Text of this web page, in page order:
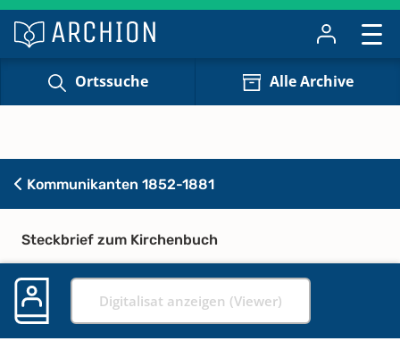
Ortssuche Alle Archive
Kommunikanten 1852-1881
Steckbrief zum Kirchenbuch
Digitalisat anzeigen (Viewer)